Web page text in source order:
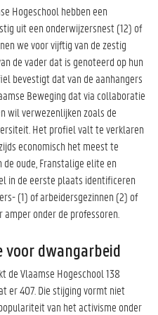
Hogeschool hebben een
uit een onderwijzersnest (12) of
we voor vijftig van de zestig
de vader dat is genoteerd op hun
bevestigt dat van de aanhangers
Beweging dat via collaboratie
wil verwezenlijken zoals de
Het profiel valt te verklaren
economisch het meest te
oude, Franstalige elite en
in de eerste plaats identificeren
(1) of arbeidersgezinnen (2) of
onder de professoren.
voor dwangarbeid
de Vlaamse Hogeschool 138
er 407. Die stijging vormt niet
van het activisme onder